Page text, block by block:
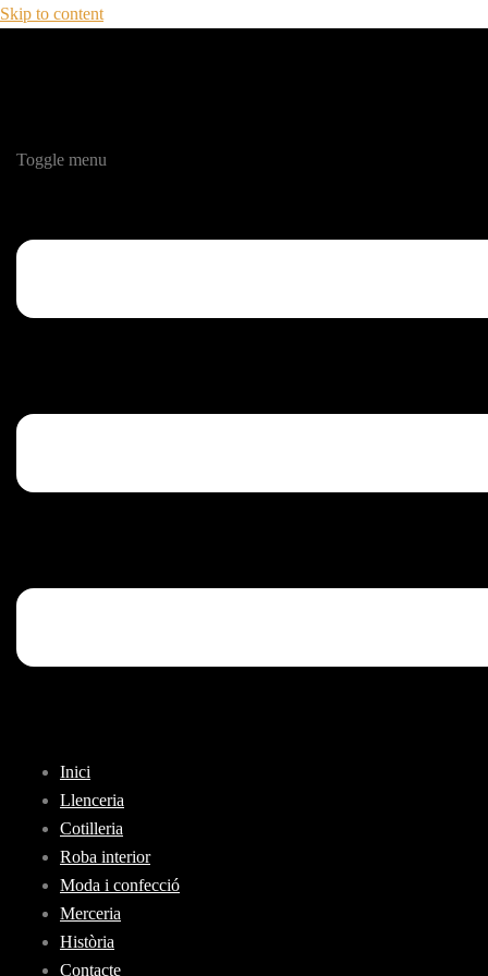
Skip to content
Toggle menu
Inici
Llenceria
Cotilleria
Roba interior
Moda i confecció
Merceria
Història
Contacte